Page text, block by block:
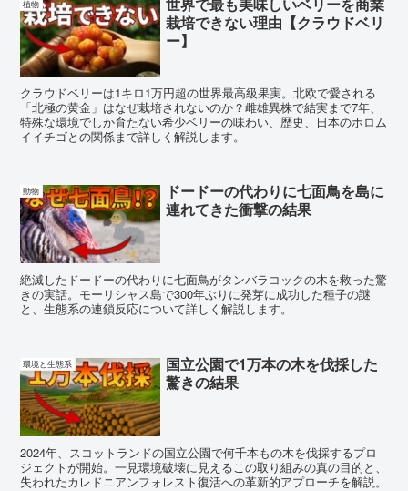
植物
栽培できない理由【クラウドベリ
ー】
クラウドベリーは1キロ1万円超の世界最高級果実。北欧で愛される
「北極の黄金」はなぜ栽培されないのか？雌雄異株で結実まで7年、
特殊な環境でしか育たない希少ベリーの味わい、歴史、日本のホロム
イイチゴとの関係まで詳しく解説します。
動物
ドードーの代わりに七面鳥を島に
連れてきた衝撃の結果
絶滅したドードーの代わりに七面鳥がタンバラコックの木を救った驚
きの実話。モーリシャス島で300年ぶりに発芽に成功した種子の謎
と、生態系の連鎖反応について詳しく解説します。
環境と生態系
国立公園で1万本の木を伐採した
驚きの結果
2024年、スコットランドの国立公園で何千本もの木を伐採するプロ
ジェクトが開始。一見環境破壊に見えるこの取り組みの真の目的と、
失われたカレドニアンフォレスト復活への革新的アプローチを解説。